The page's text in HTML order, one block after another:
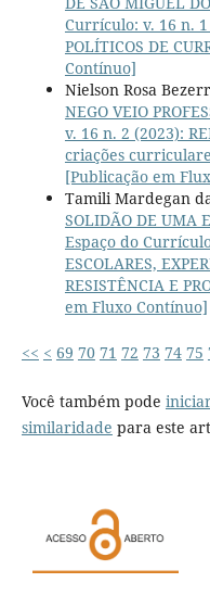
Currículo: v. 16 n. 1
POLÍTICOS DE
Contínuo]
Nielson Rosa
NEGO VEIO
v. 16 n. 2 (2023):
criações
[Publicação em
Tamili Mardegan
SOLIDÃO DE UMA
Espaço do
ESCOLARES,
RESISTÊNCIA E
em Fluxo Contínuo]
<< < 69 70 71 72 73 74 75
Você também pode
similaridade para este